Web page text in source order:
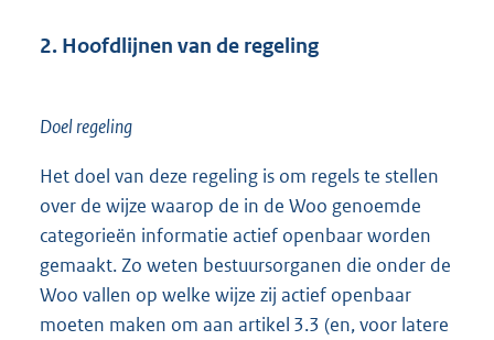
2. Hoofdlijnen van de regeling
Doel regeling
Het doel van deze regeling is om regels te stellen
over de wijze waarop de in de Woo genoemde
categorieën informatie actief openbaar worden
gemaakt. Zo weten bestuursorganen die onder de
Woo vallen op welke wijze zij actief openbaar
moeten maken om aan artikel 3.3 (en, voor latere